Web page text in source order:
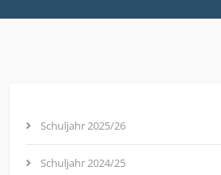
Schuljahr 2025/26
Schuljahr 2024/25